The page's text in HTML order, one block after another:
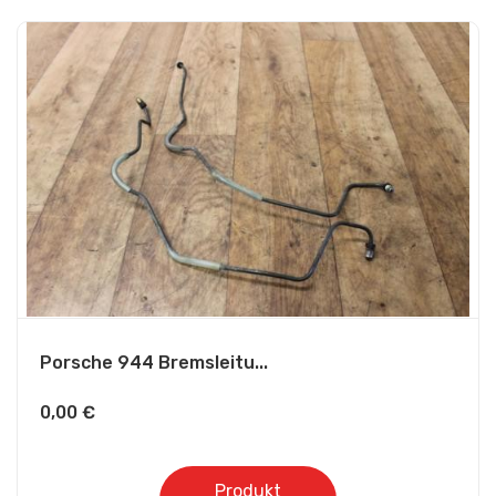
Porsche 944 Bremsleitu...
0,00 €
Produkt